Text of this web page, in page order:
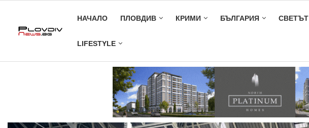
НАЧАЛО ПЛОВДИВ КРИМИ БЪЛГАРИЯ СВЕТЪТ
LIFESTYLE